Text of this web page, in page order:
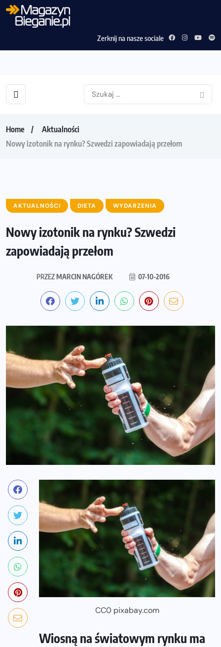
Zerknij na nasze sociale
Home
Aktualności
Nowy izotonik na rynku? Szwedzi zapowiadają przełom
AKTUALNOŚCI DIETA WYDARZENIA
Nowy izotonik na rynku? Szwedzi
zapowiadają przełom
PRZEZMARCIN NAGÓREK 07-10-2016
CC0 pixabay.com
Wiosną na światowym rynku ma